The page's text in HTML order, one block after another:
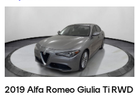
2019 Alfa Romeo Giulia Ti RWD